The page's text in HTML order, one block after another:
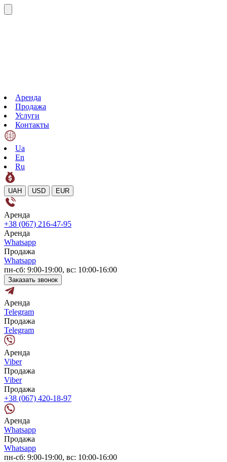
Аренда
Продажа
Услуги
Контакты
Ua
En
Ru
UAH USD EUR
Аренда
+38 (067) 216-47-95
Аренда
Whatsapp
Продажа
Whatsapp
пн-сб: 9:00-19:00, вс: 10:00-16:00
Заказать звонок
Аренда
Telegram
Продажа
Telegram
Аренда
Viber
Продажа
Viber
Продажа
+38 (067) 420-18-97
Аренда
Whatsapp
Продажа
Whatsapp
пн-сб: 9:00-19:00, вс: 10:00-16:00